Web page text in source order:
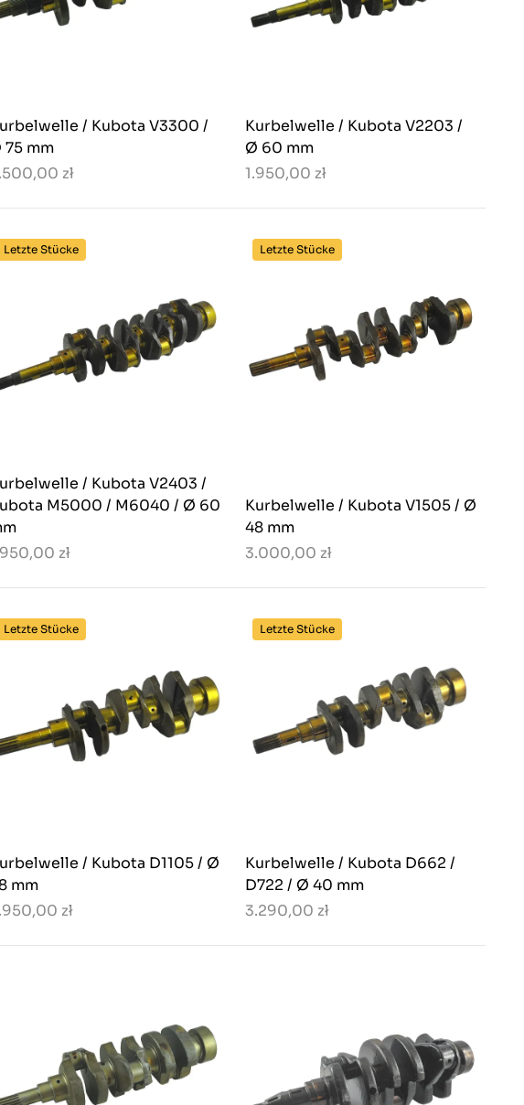
/ Kubota V3300 /
75 mm
zł
Kurbelwelle / Kubota V2203 /
Ø 60 mm
1.950,00 zł
Letzte Stücke
/ Kubota V2403 /
M5000 / M6040 / Ø 60
zł
Letzte Stücke
Kurbelwelle / Kubota V1505 / Ø
48 mm
3.000,00 zł
Letzte Stücke
/ Kubota D1105 / Ø
mm
zł
Letzte Stücke
Kurbelwelle / Kubota D662 /
D722 / Ø 40 mm
3.290,00 zł